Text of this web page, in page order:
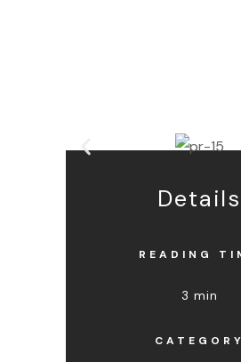
Details
READING
3 min
CATEGORY